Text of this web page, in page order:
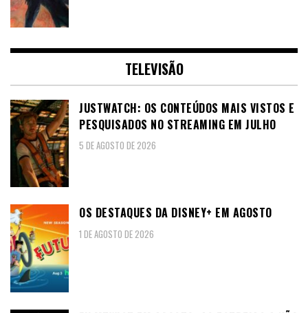
TELEVISÃO
JUSTWATCH: OS CONTEÚDOS MAIS VISTOS E
PESQUISADOS NO STREAMING EM JULHO
5 DE AGOSTO DE 2026
OS DESTAQUES DA DISNEY+ EM AGOSTO
1 DE AGOSTO DE 2026